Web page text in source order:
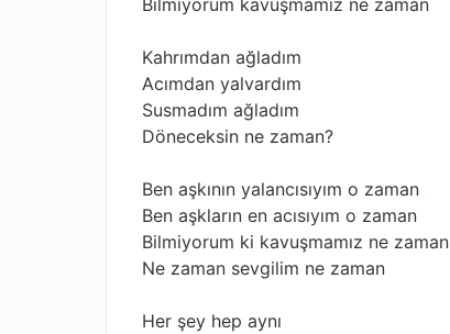
Bilmiyorum kavuşmamız ne zaman
Kahrımdan ağladım
Acımdan yalvardım
Susmadım ağladım
Döneceksin ne zaman?
Ben aşkının yalancısıyım o zaman
Ben aşkların en acısıyım o zaman
Bilmiyorum ki kavuşmamız ne zaman
Ne zaman sevgilim ne zaman
Her şey hep aynı